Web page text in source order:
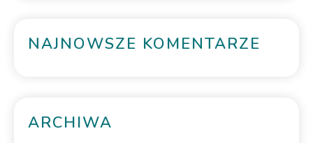
NAJNOWSZE KOMENTARZE
ARCHIWA